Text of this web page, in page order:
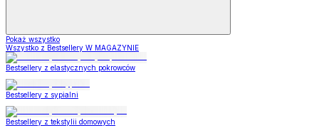
Pokaż wszystko
Wszystko z Bestsellery W MAGAZYNIE
Bestsellery z elastycznych pokrowców
Bestsellery z sypialni
Bestsellery z tekstylii domowych